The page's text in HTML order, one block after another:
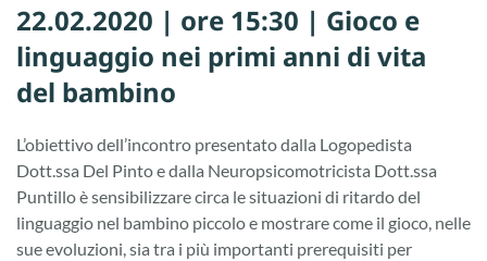
22.02.2020 | ore 15:30 | Gioco e
linguaggio nei primi anni di vita
del bambino
L’obiettivo dell’incontro presentato dalla Logopedista
Dott.ssa Del Pinto e dalla Neuropsicomotricista Dott.ssa
Puntillo è sensibilizzare circa le situazioni di ritardo del
linguaggio nel bambino piccolo e mostrare come il gioco, nelle
sue evoluzioni, sia tra i più importanti prerequisiti per